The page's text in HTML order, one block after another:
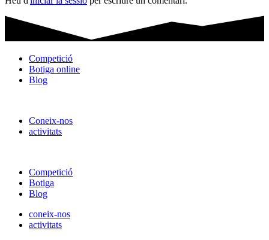
Competició
Botiga online
Blog
Coneix-nos
activitats
Competició
Botiga
Blog
coneix-nos
activitats